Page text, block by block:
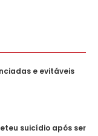
e evitáveis
suicídio após ser